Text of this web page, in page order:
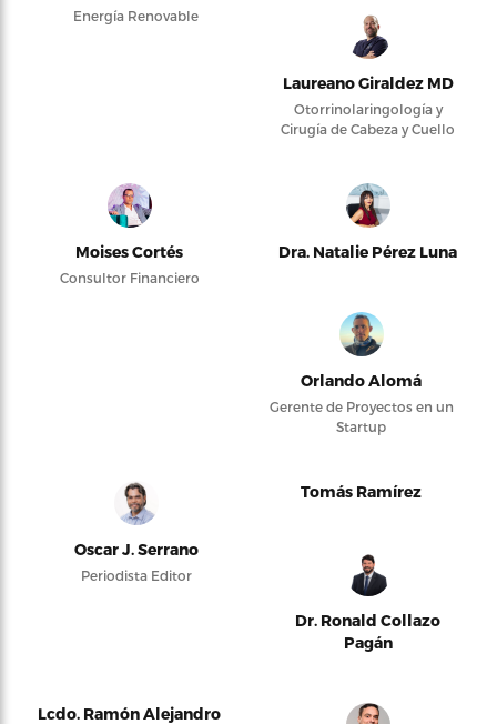
Energía Renovable
Laureano Giraldez MD
Otorrinolaringología y
Cirugía de Cabeza y Cuello
Moises Cortés
Consultor Financiero
Dra. Natalie Pérez Luna
Orlando Alomá
Gerente de Proyectos en un
Startup
Oscar J. Serrano
Periodista Editor
Tomás Ramírez
Dr. Ronald Collazo
Pagán
Lcdo. Ramón Alejandro